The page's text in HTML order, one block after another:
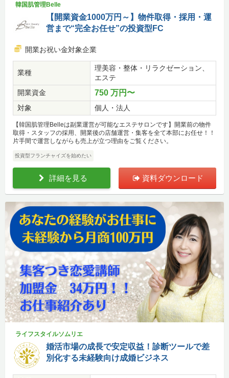
韓国肌管理Belle
【開業資金1000万円～】物件取得・採用・運
営まで“完全お任せ”の投資型FC
開業お祝い金対象企業
業種
理美容・整体・リラクゼーション、
エステ
開業資金
750 万円〜
対象 個人・法人
【韓国肌管理Belleは副業運営が可能なエステサロンです】開業前の物件
取得・スタッフの採用、開業後の店舗運営・集客を全て本部にお任せ！！
片手間で運営しながらも売上が立つ理由をご覧ください。
投資型フランチャイズを始めたい
詳細を見る 資料ダウンロード
ライフスタイルソムリエ
婚活市場の成長で安定収益！診断ツールで差
別化する未経験向け成婚ビジネス